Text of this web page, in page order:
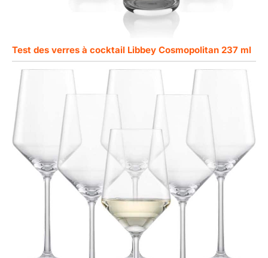
Test des verres à cocktail Libbey Cosmopolitan 237 ml